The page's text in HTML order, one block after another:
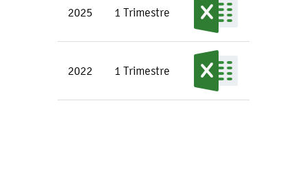
2025 1 Trimestre
2022 1 Trimestre